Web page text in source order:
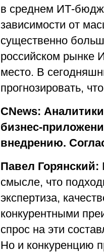
в среднем ИТ-
зависимости от
существенно
российском рынке
место. В
прогнозировать,
CNews:
бизнес-
внедрению.
Павел Горянский:
смысле, что
экспертиза,
конкурентными
спрос на эти
Но и конкуренцию